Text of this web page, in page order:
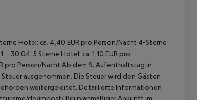
Hotel: ca. 4,40 EUR pro Person/Nacht 4-Sterne
- 30.04. 5 Sterne Hotel: ca. 1,10 EUR pro
pro Person/Nacht Ab dem 9. Aufenthaltstag in
ausgenommen. Die Steuer wird den Gästen
weitergeleitet. Detaillierte Informationen